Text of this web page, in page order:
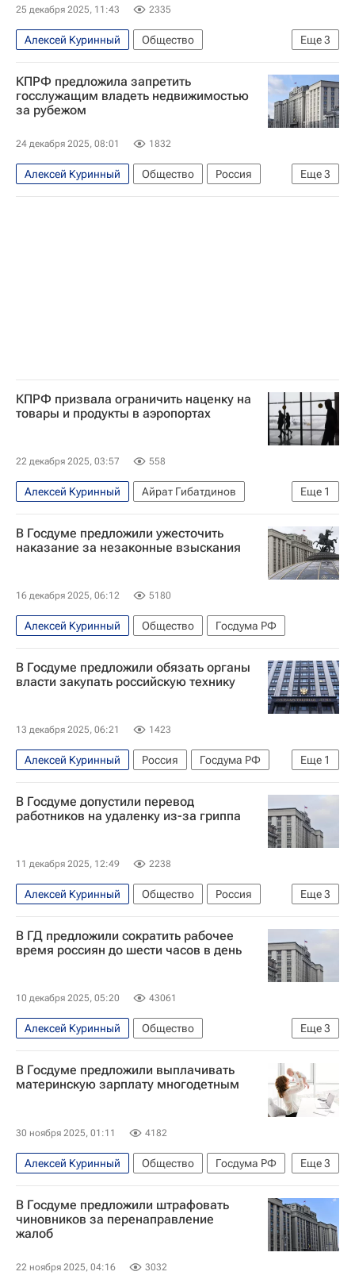
25 декабря 2025, 11:43 2335
Еще3
Алексей Куринный
Общество
Николай Коломейцев
Госдума РФ КПРФ
КПРФ предложила запретить
госслужащим владеть недвижимостью
за рубежом
24 декабря 2025, 08:01 1832
Еще3
Алексей Куринный Общество
Россия
Госдума РФ
КПРФ призвала ограничить наценку на
товары и продукты в аэропортах
22 декабря 2025, 03:57 558
Еще 1
Алексей Куринный
Айрат Гибатдинов
Общество
В Госдуме предложили ужесточить
наказание за незаконные взыскания
16 декабря 2025, 06:12 5180
Алексей Куринный Общество Госдума РФ
В Госдуме предложили обязать органы
власти закупать российскую технику
13 декабря 2025, 06:21 1423
Еще 1
Алексей Куринный Россия
Госдума РФ
Экономика
В Госдуме допустили перевод
работников на удаленку из-за гриппа
11 декабря 2025, 12:49 2238
Еще3
Алексей Куринный Общество
Россия
Госдума РФ
КПРФ
Федеральная служба по надзору в сфере защиты прав потребителей и благополучия человека (Роспотребнадзор)
В ГД предложили сократить рабочее
время россиян до шести часов в день
10 декабря 2025, 05:20 43061
Еще3
Алексей Куринный
Общество
Юрий Афонин
Госдума РФ КПРФ
В Госдуме предложили выплачивать
материнскую зарплату многодетным
30 ноября 2025, 01:11 4182
Еще3
Алексей Куринный Общество
Госдума РФ
Айрат Гибатдинов
Социальный навигатор
Детские вопросы
В Госдуме предложили штрафовать
чиновников за перенаправление
жалоб
22 ноября 2025, 04:16 3032